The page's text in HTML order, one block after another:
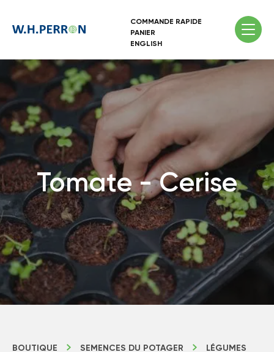
COMMANDE RAPIDE
PANIER
ENGLISH
Tomate - Cerise
BOUTIQUE SEMENCES DU POTAGER
LÉGUMES